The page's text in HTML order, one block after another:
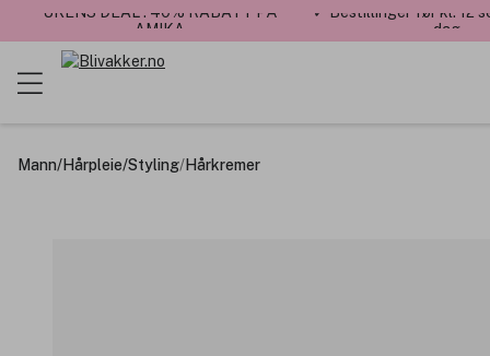
UKENS DEAL : 40% RABATT PÅ
AMIKA
✓ Bestillinger før kl. 12
dag
Mann/Hårpleie/Styling/Hårkremer